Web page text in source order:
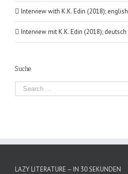
Interview with K.K. Edin (2018); english
Interview mit K.K. Edin (2018); deutsch
Suche
LAZY LITERATURE – IN 30 SEKUNDEN